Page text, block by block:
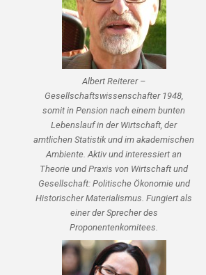
Albert Reiterer –
Gesellschaftswissenschafter 1948,
somit in Pension nach einem bunten
Lebenslauf in der Wirtschaft, der
amtlichen Statistik und im akademischen
Ambiente. Aktiv und interessiert an
Theorie und Praxis von Wirtschaft und
Gesellschaft: Politische Ökonomie und
Historischer Materialismus. Fungiert als
einer der Sprecher des
Proponentenkomitees.